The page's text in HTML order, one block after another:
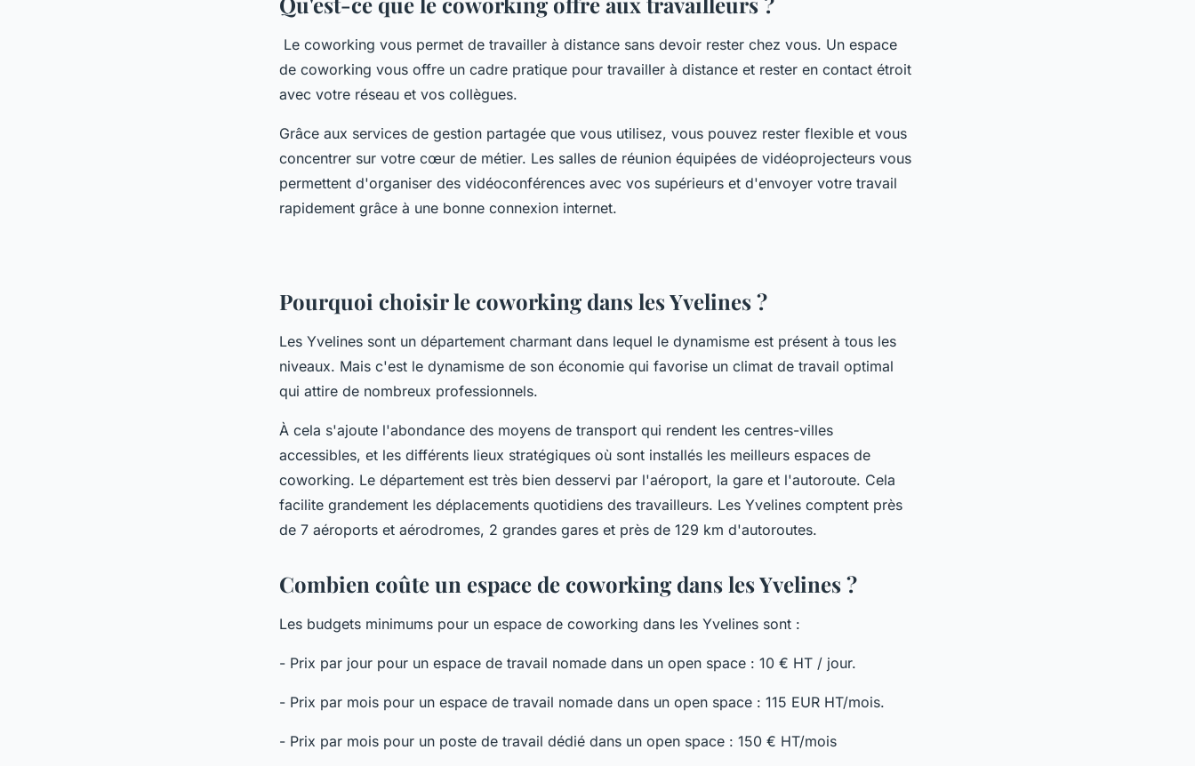
Le coworking vous permet de travailler à distance sans devoir rester chez vous. Un espace
de coworking vous offre un cadre pratique pour travailler à distance et rester en contact étroit
avec votre réseau et vos collègues.
Grâce aux services de gestion partagée que vous utilisez, vous pouvez rester flexible et vous
concentrer sur votre cœur de métier. Les salles de réunion équipées de vidéoprojecteurs vous
permettent d'organiser des vidéoconférences avec vos supérieurs et d'envoyer votre travail
rapidement grâce à une bonne connexion internet.
Pourquoi choisir le coworking dans les Yvelines ?
Les Yvelines sont un département charmant dans lequel le dynamisme est présent à tous les
niveaux. Mais c'est le dynamisme de son économie qui favorise un climat de travail optimal
qui attire de nombreux professionnels.
À cela s'ajoute l'abondance des moyens de transport qui rendent les centres-villes
accessibles, et les différents lieux stratégiques où sont installés les meilleurs espaces de
coworking. Le département est très bien desservi par l'aéroport, la gare et l'autoroute. Cela
facilite grandement les déplacements quotidiens des travailleurs. Les Yvelines comptent près
de 7 aéroports et aérodromes, 2 grandes gares et près de 129 km d'autoroutes.
Combien coûte un espace de coworking dans les Yvelines ?
Les budgets minimums pour un espace de coworking dans les Yvelines sont :
- Prix par jour pour un espace de travail nomade dans un open space : 10 € HT / jour.
- Prix par mois pour un espace de travail nomade dans un open space : 115 EUR HT/mois.
- Prix par mois pour un poste de travail dédié dans un open space : 150 € HT/mois